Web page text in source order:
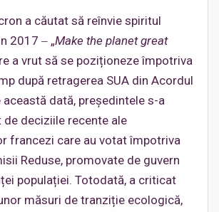
a căutat să reînvie spiritul
2017 ‒ „Make the planet great
a vrut să se poziționeze împotriva
după retragerea SUA din Acordul
această dată, președintele s-a
deciziile recente ale
francezi care au votat împotriva
Reduse, promovate de guvern
populației. Totodată, a criticat
măsuri de tranziție ecologică,